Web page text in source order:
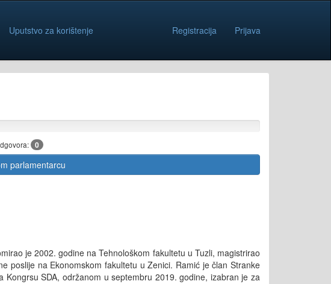
Uputstvo za korištenje Registracija Prijava
0
parlamentarcu
je 2002. godine na Tehnološkom fakultetu u Tuzli, magistrirao
poslije na Ekonomskom fakultetu u Zenici. Ramić je član Stranke
SDA, održanom u septembru 2019. godine, izabran je za